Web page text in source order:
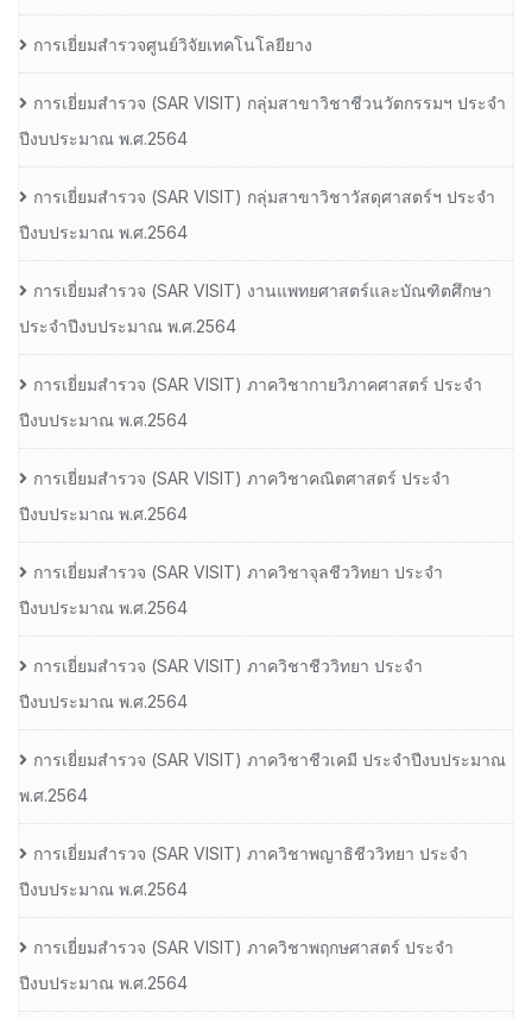
การเยี่ยมสำรวจศูนย์วิจัยเทคโนโลยียาง
การเยี่ยมสํารวจ (SAR VISIT) กลุ่มสาขาวิชาชีวนวัตกรรมฯ ประจํา
ปีงบประมาณ พ.ศ.2564
การเยี่ยมสํารวจ (SAR VISIT) กลุ่มสาขาวิชาวัสดุศาสตร์ฯ ประจํา
ปีงบประมาณ พ.ศ.2564
การเยี่ยมสํารวจ (SAR VISIT) งานแพทยศาสตร์และบัณฑิตศึกษา
ประจําปีงบประมาณ พ.ศ.2564
การเยี่ยมสํารวจ (SAR VISIT) ภาควิชากายวิภาคศาสตร์ ประจํา
ปีงบประมาณ พ.ศ.2564
การเยี่ยมสํารวจ (SAR VISIT) ภาควิชาคณิตศาสตร์ ประจํา
ปีงบประมาณ พ.ศ.2564
การเยี่ยมสํารวจ (SAR VISIT) ภาควิชาจุลชีววิทยา ประจํา
ปีงบประมาณ พ.ศ.2564
การเยี่ยมสํารวจ (SAR VISIT) ภาควิชาชีววิทยา ประจํา
ปีงบประมาณ พ.ศ.2564
การเยี่ยมสํารวจ (SAR VISIT) ภาควิชาชีวเคมี ประจําปีงบประมาณ
พ.ศ.2564
การเยี่ยมสํารวจ (SAR VISIT) ภาควิชาพญาธิชีววิทยา ประจํา
ปีงบประมาณ พ.ศ.2564
การเยี่ยมสํารวจ (SAR VISIT) ภาควิชาพฤกษศาสตร์ ประจํา
ปีงบประมาณ พ.ศ.2564